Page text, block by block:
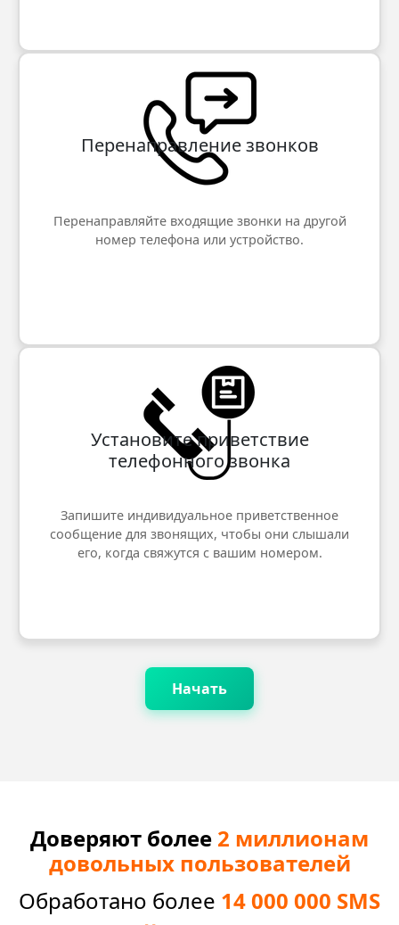
Перенаправление звонков
Перенаправляйте входящие звонки на другой
номер телефона или устройство.
Установите приветствие
телефонного звонка
Запишите индивидуальное приветственное
сообщение для звонящих, чтобы они слышали
его, когда свяжутся с вашим номером.
Начать
Доверяют более 2 миллионам
довольных пользователей
Обработано более 14 000 000 SMS